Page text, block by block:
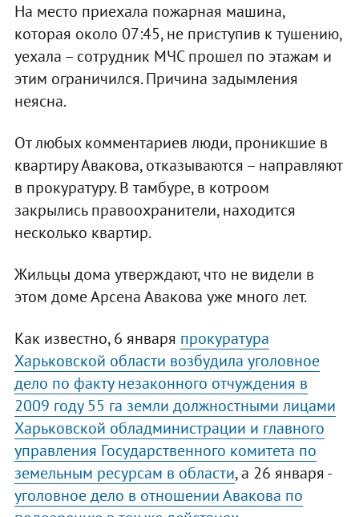
На место приехала пожарная машина,
которая около 07:45, не приступив к тушению,
уехала – сотрудник МЧС прошел по этажам и
этим ограничился. Причина задымления
неясна.
От любых комментариев люди, проникшие в
квартиру Авакова, отказываются – направляют
в прокуратуру. В тамбуре, в котроом
закрылись правоохранители, находится
несколько квартир.
Жильцы дома утверждают, что не видели в
этом доме Арсена Авакова уже много лет.
Как известно, 6 января прокуратура
Харьковской области возбудила уголовное
дело по факту незаконного отчуждения в
2009 году 55 га земли должностными лицами
Харьковской обладминистрации и главного
управления Государственного комитета по
земельным ресурсам в области, а 26 января -
уголовное дело в отношении Авакова по